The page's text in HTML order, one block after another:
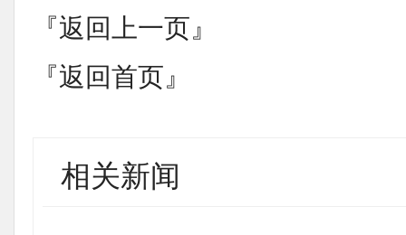
『返回上一页』
『返回首页』
相关新闻